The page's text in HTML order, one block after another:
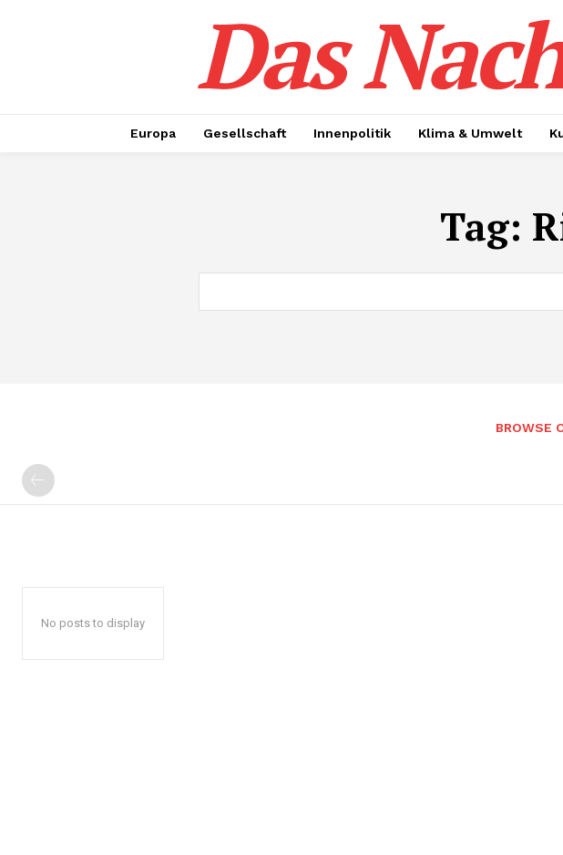
Das
Europa Gesellschaft Innenpolitik Klima & Umwelt
Tag:
BROWSE
No posts to display